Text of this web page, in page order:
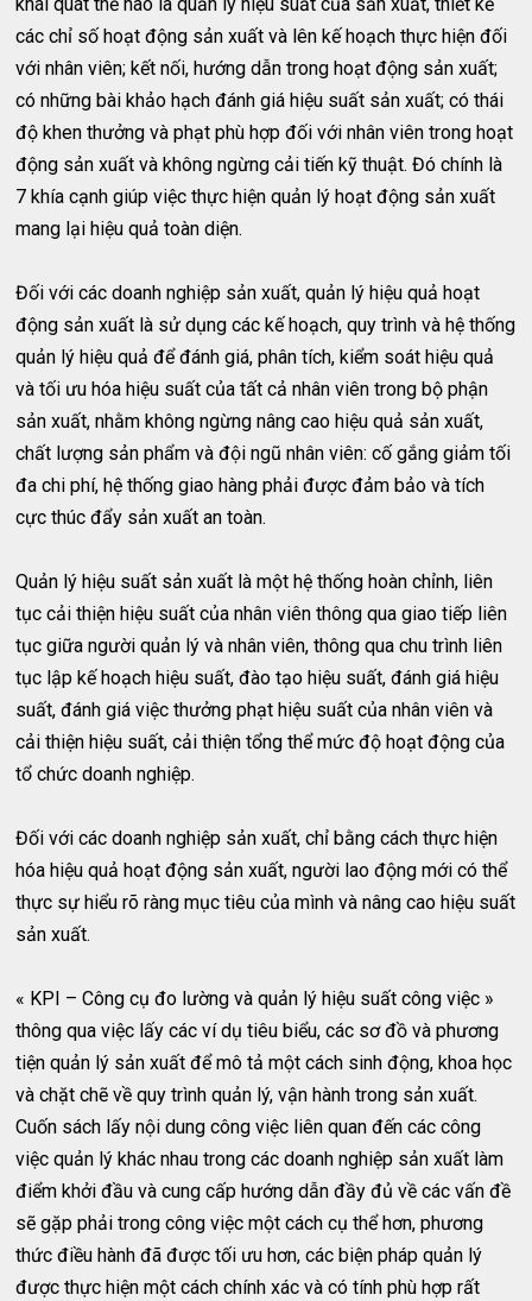
các chỉ số hoạt động sản xuất và lên kế hoạch thực hiện đối
với nhân viên; kết nối, hướng dẫn trong hoạt động sản xuất;
có những bài khảo hạch đánh giá hiệu suất sản xuất; có thái
độ khen thưởng và phạt phù hợp đối với nhân viên trong hoạt
động sản xuất và không ngừng cải tiến kỹ thuật. Đó chính là
7 khía cạnh giúp việc thực hiện quản lý hoạt động sản xuất
mang lại hiệu quả toàn diện.
Đối với các doanh nghiệp sản xuất, quản lý hiệu quả hoạt
động sản xuất là sử dụng các kế hoạch, quy trình và hệ thống
quản lý hiệu quả để đánh giá, phân tích, kiểm soát hiệu quả
và tối ưu hóa hiệu suất của tất cả nhân viên trong bộ phận
sản xuất, nhằm không ngừng nâng cao hiệu quả sản xuất,
chất lượng sản phẩm và đội ngũ nhân viên: cố gắng giảm tối
đa chi phí, hệ thống giao hàng phải được đảm bảo và tích
cực thúc đẩy sản xuất an toàn.
Quản lý hiệu suất sản xuất là một hệ thống hoàn chỉnh, liên
tục cải thiện hiệu suất của nhân viên thông qua giao tiếp liên
tục giữa người quản lý và nhân viên, thông qua chu trình liên
tục lập kế hoạch hiệu suất, đào tạo hiệu suất, đánh giá hiệu
suất, đánh giá việc thưởng phạt hiệu suất của nhân viên và
cải thiện hiệu suất, cải thiện tổng thể mức độ hoạt động của
tổ chức doanh nghiệp.
Đối với các doanh nghiệp sản xuất, chỉ bằng cách thực hiện
hóa hiệu quả hoạt động sản xuất, người lao động mới có thể
thực sự hiểu rõ ràng mục tiêu của mình và nâng cao hiệu suất
sản xuất.
« KPI – Công cụ đo lường và quản lý hiệu suất công việc »
thông qua việc lấy các ví dụ tiêu biểu, các sơ đồ và phương
tiện quản lý sản xuất để mô tả một cách sinh động, khoa học
và chặt chẽ về quy trình quản lý, vận hành trong sản xuất.
Cuốn sách lấy nội dung công việc liên quan đến các công
việc quản lý khác nhau trong các doanh nghiệp sản xuất làm
điểm khởi đầu và cung cấp hướng dẫn đầy đủ về các vấn đề
sẽ gặp phải trong công việc một cách cụ thể hơn, phương
thức điều hành đã được tối ưu hơn, các biện pháp quản lý
được thực hiện một cách chính xác và có tính phù hợp rất